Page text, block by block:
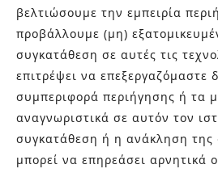
βελτιώσουμε την εμπειρία
προβάλλουμε (μη)
συγκατάθεση σε αυτές τις
επιτρέψει να επεξεργαζόμαστε
συμπεριφορά περιήγησης ή τα
αναγνωριστικά σε αυτόν τον
συγκατάθεση ή η ανάκληση της
μπορεί να επηρεάσει αρνητικά
Στην εταιρεία Paraskevopoulos
εμπειρίας στο χώρο του πλακιδίου
καθώς και φρέσκες ιδέες με τον
γενιάς! Επισκεφτείτε μας για ιδέες
Άγιο Δημήτριο (Λιδωρικίου 11) ή